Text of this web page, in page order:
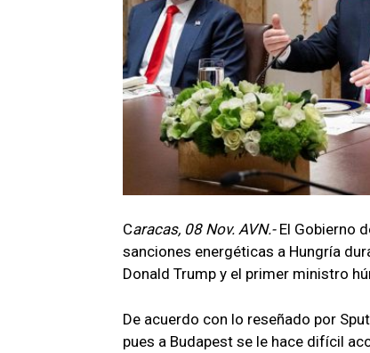
Caracas, 08 Nov. AVN.- El Gobierno
sanciones energéticas a Hungría
Donald Trump y el primer ministro
De acuerdo con lo reseñado por
pues a Budapest se le hace difícil